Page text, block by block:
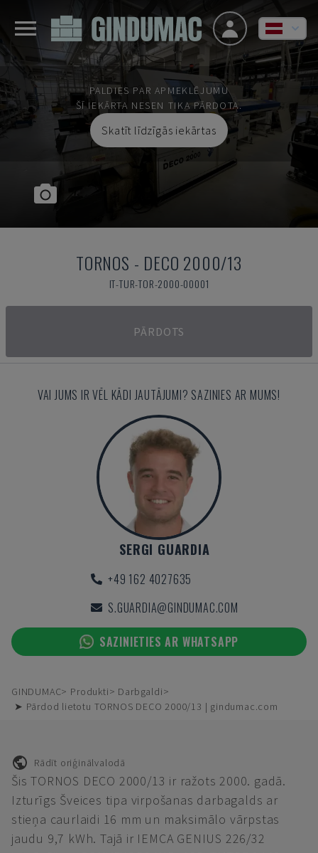
PALDIES PAR APMEKLĒJUMU
ŠĪ IEKĀRTA NESEN TIKA PĀRDOTA.
Skatīt līdzīgās iekārtas
TORNOS - DECO 2000/13
IT-TUR-TOR-2000-00001
PĀRDOTS
VAI JUMS IR VĒL KĀDI JAUTĀJUMI? SAZINIES AR MUMS!
SERGI GUARDIA
+49 162 4027635
S.GUARDIA@GINDUMAC.COM
SAZINIETIES AR WHATSAPP
GINDUMAC Produkti
Darbgaldi
➤ Pārdod lietotu TORNOS DECO 2000/13 | gindumac.com
Rādīt oriģinālvalodā
Šis TORNOS DECO 2000/13 ir ražots 2000. gadā.
Izturīgs Šveices tipa virpošanas darbagalds ar
stieņa caurlaidi 16 mm un maksimālo vārpstas
jaudu 9,7 kWh. Tajā ir IEMCA GENIUS 226/32